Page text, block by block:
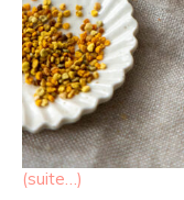
(suite…)